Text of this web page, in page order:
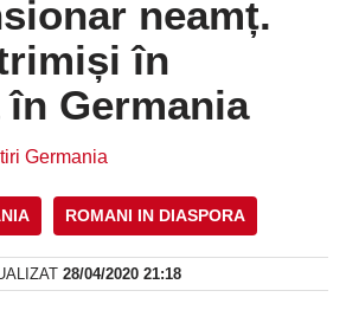
neamț.
în
Germania
Germania
ROMANI IN DIASPORA
28/04/2020 21:18